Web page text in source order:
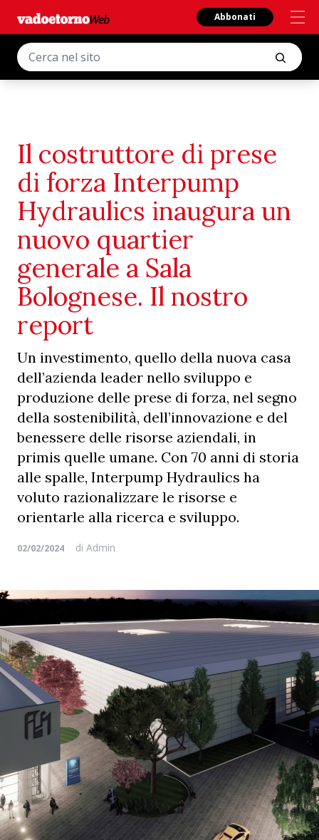
Abbonati
Il costruttore di prese
di forza Interpump
Hydraulics inaugura un
nuovo quartier
generale a Sala
Bolognese. Il nostro
report
Un investimento, quello della nuova casa
dell’azienda leader nello sviluppo e
produzione delle prese di forza, nel segno
della sostenibilità, dell’innovazione e del
benessere delle risorse aziendali, in
primis quelle umane. Con 70 anni di storia
alle spalle, Interpump Hydraulics ha
voluto razionalizzare le risorse e
orientarle alla ricerca e sviluppo.
02/02/2024 di Admin